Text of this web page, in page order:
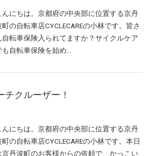
んにちは。京都府の中央部に位置する京丹
町の自転車店CYCLECAREの小林です。皆さ
自転車保険入られてますか？サイクルケア
も自転車保険を始め…
チクルーザー！
んにちは。京都府の中央部に位置する京丹
町の自転車店CYCLECAREの小林です。本日
京丹波町のお客様からの依頼で、かっこい